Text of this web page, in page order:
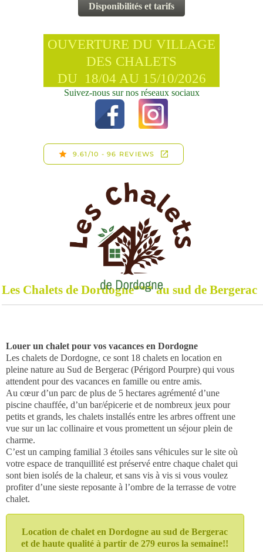
OUVERTURE DU VILLAGE
DES CHALETS
DU 18/04 AU 15/10/2026
Suivez-nous sur nos réseaux sociaux
Les Chalets de Dordogne*** au sud de Bergerac
Louer un chalet pour vos vacances en Dordogne
Les chalets de Dordogne, ce sont 18 chalets en location en
pleine nature au Sud de Bergerac (Périgord Pourpre) qui vous
attendent pour des vacances en famille ou entre amis.
Au cœur d’un parc de plus de 5 hectares agrémenté d’une
piscine chauffée, d’un bar/épicerie et de nombreux jeux pour
petits et grands, les chalets installés entre les arbres offrent une
vue sur un lac collinaire et vous promettent un séjour plein de
charme.
C’est un camping familial 3 étoiles sans véhicules sur le site où
votre espace de tranquillité est préservé entre chaque chalet qui
sont bien isolés de la chaleur, et sans vis à vis si vous voulez
profiter d’une sieste reposante à l’ombre de la terrasse de votre
chalet.
Location de chalet en Dordogne au sud de Bergerac
et de haute qualitéà partir de 279 euros la semaine!!